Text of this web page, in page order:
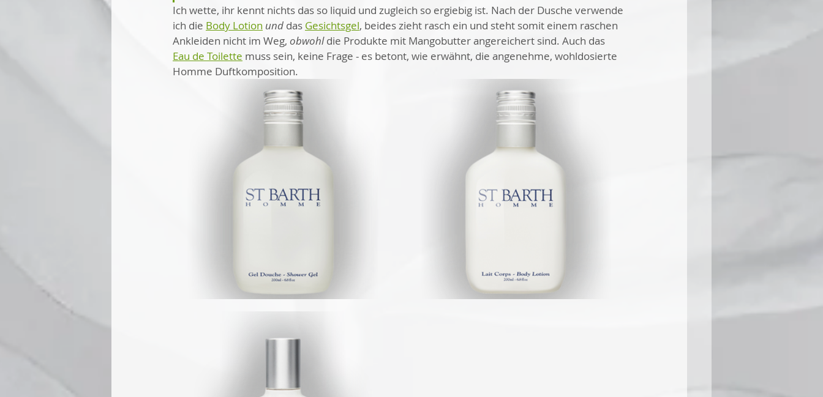
Ich wette, ihr kennt nichts das so liquid und zugleich so ergiebig ist. Nach der Dusche verwende
ich die Body Lotion und das Gesichtsgel, beides zieht rasch ein und steht somit einem raschen
Ankleiden nicht im Weg, obwohl die Produkte mit Mangobutter angereichert sind. Auch das
Eau de Toilette muss sein, keine Frage - es betont, wie erwähnt, die angenehme, wohldosierte
Homme Duftkomposition.